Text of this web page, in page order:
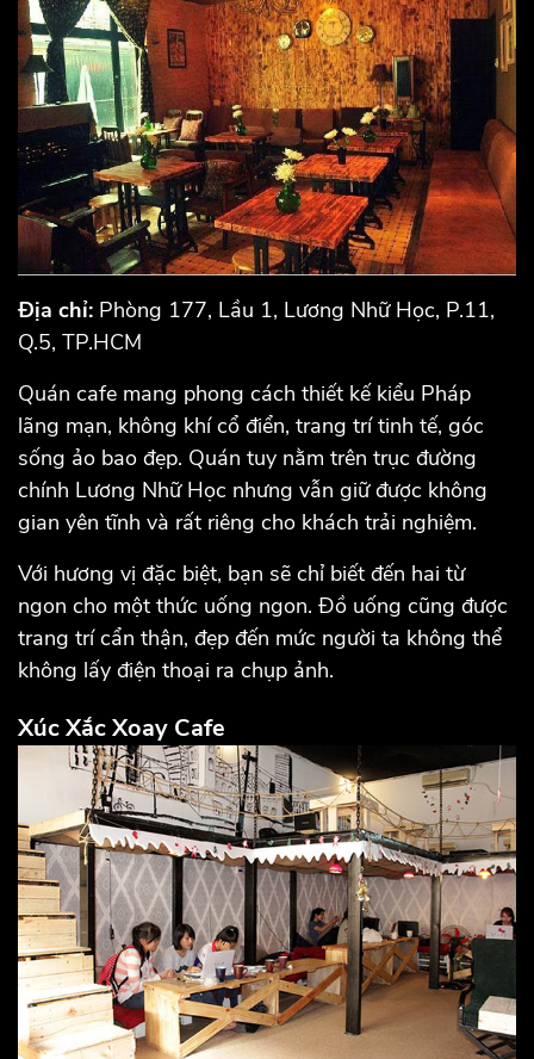
Địa chỉ: Phòng 177, Lầu 1, Lương Nhữ Học, P.11,
Q.5, TP.HCM
Quán cafe mang phong cách thiết kế kiểu Pháp
lãng mạn, không khí cổ điển, trang trí tinh tế, góc
sống ảo bao đẹp. Quán tuy nằm trên trục đường
chính Lương Nhữ Học nhưng vẫn giữ được không
gian yên tĩnh và rất riêng cho khách trải nghiệm.
Với hương vị đặc biệt, bạn sẽ chỉ biết đến hai từ
ngon cho một thức uống ngon. Đồ uống cũng được
trang trí cẩn thận, đẹp đến mức người ta không thể
không lấy điện thoại ra chụp ảnh.
Xúc Xắc Xoay Cafe